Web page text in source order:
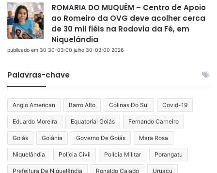
ROMARIA DO MUQUÉM – Centro de Apoio
ao Romeiro da OVG deve acolher cerca
de 30 mil fiéis na Rodovia da Fé, em
Niquelândia
publicado em 30 30-03:00 julho 30-03:00 2026
Palavras-chave
Anglo American Barro Alto Colinas Do Sul Covid-19
Eduardo Moreira Equatorial Goiás Fernando Carneiro
Goiás Goiânia Governo De Goiás Mara Rosa
Niquelândia Polícia Civil Polícia Militar Porangatu
Prefeitura De Niquelândia Ronaldo Caiado Uruaçu